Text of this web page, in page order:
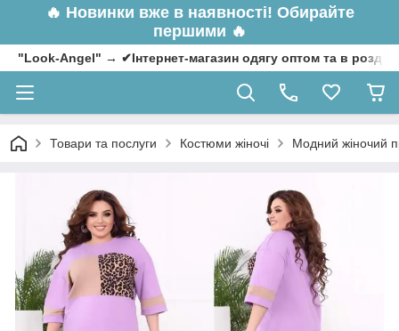
🔥 Новинки вже в наявності! Обирайте
першими 🔥
"Look-Angel" → ✔Інтернет-магазин одягу оптом та в
Товари та послуги Костюми жіночі Модний жіночий